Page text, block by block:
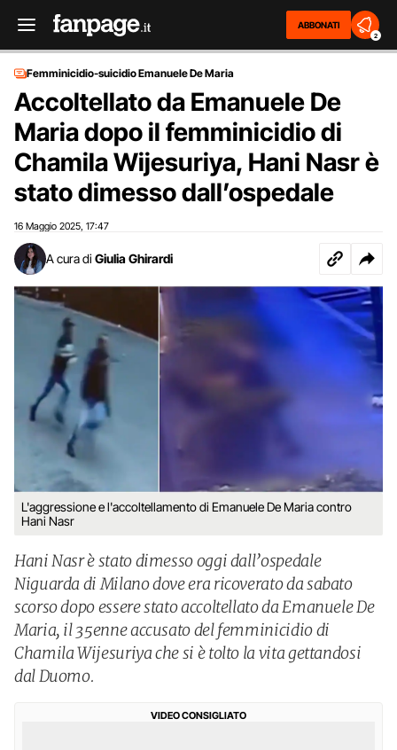
ABBONATI
2
Femminicidio-suicidio Emanuele De Maria
Accoltellato da Emanuele De
Maria dopo il femminicidio di
Chamila Wijesuriya, Hani Nasr è
stato dimesso dall’ospedale
16 Maggio 2025 17:47
A cura di Giulia Ghirardi
L'aggressione e l'accoltellamento di Emanuele De Maria contro
Hani Nasr
Hani Nasr è stato dimesso oggi dall’ospedale
Niguarda di Milano dove era ricoverato da sabato
scorso dopo essere stato accoltellato da Emanuele De
Maria, il 35enne accusato del femminicidio di
Chamila Wijesuriya che si è tolto la vita gettandosi
dal Duomo.
VIDEO CONSIGLIATO